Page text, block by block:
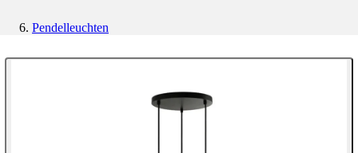
Pendelleuchten